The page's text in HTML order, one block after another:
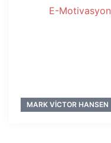
E-
MARK VICTOR HANSEN